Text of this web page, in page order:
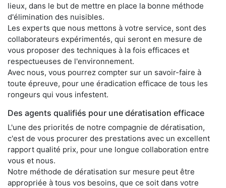
lieux, dans le but de mettre en place la bonne méthode
d'élimination des nuisibles.
Les experts que nous mettons à votre service, sont des
collaborateurs expérimentés, qui seront en mesure de
vous proposer des techniques à la fois efficaces et
respectueuses de l'environnement.
Avec nous, vous pourrez compter sur un savoir-faire à
toute épreuve, pour une éradication efficace de tous les
rongeurs qui vous infestent.
Des agents qualifiés pour une dératisation efficace
L'une des priorités de notre compagnie de dératisation,
c'est de vous procurer des prestations avec un excellent
rapport qualité prix, pour une longue collaboration entre
vous et nous.
Notre méthode de dératisation sur mesure peut être
appropriée à tous vos besoins, que ce soit dans votre